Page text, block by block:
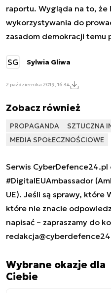
raportu. Wygląda na to, że
wykorzystywania do
zasadom demokracji temu
SG Sylwia Gliwa
2 października 2019, 16:34
Zobacz również
PROPAGANDA SZTUCZNA
MEDIA SPOŁECZNOŚCIOWE
Serwis CyberDefence24.pl
#DigitalEUAmbassador
UE). Jeśli są sprawy, które
które nie znacie
napisać – zapraszamy do
Wybrane okazje dla
Ciebie